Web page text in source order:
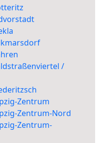
/
Zentrum
Zentrum-Nord
Zentrum-